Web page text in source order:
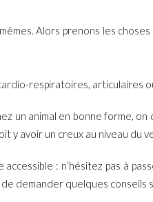
Alors prenons les
respiratoires, articulaires
un animal en bonne forme,
y avoir un creux au niveau du
: n’hésitez pas à
demander quelques conseils